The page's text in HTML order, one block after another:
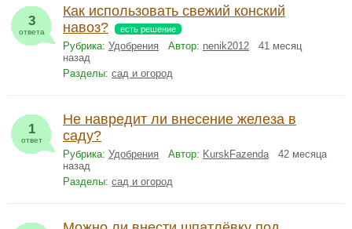
3
ответа
Как использовать свежий конский
навоз?
есть решение
Рубрика: Удобрения Автор: nenik2012 41 месяц
назад
Разделы: сад и огород
1
ответ
Не навредит ли внесение железа в
саду?
Рубрика: Удобрения Автор: KurskFazenda42 месяца
назад
Разделы: сад и огород